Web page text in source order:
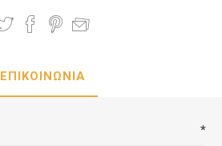
ΕΠΙΚΟΙΝΩΝΙΑ
*